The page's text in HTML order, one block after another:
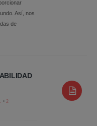
Así, nos
de
• 2